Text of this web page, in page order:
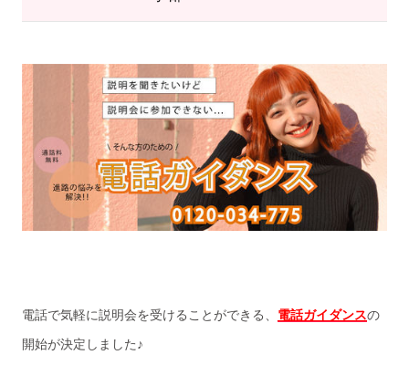
電話で気軽に説明会を受けることができる、 電話ガイダンスの
開始が決定しました♪